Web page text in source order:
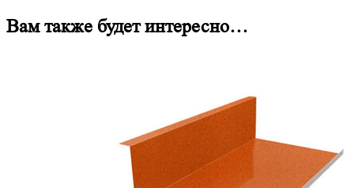
Вам также будет интересно…